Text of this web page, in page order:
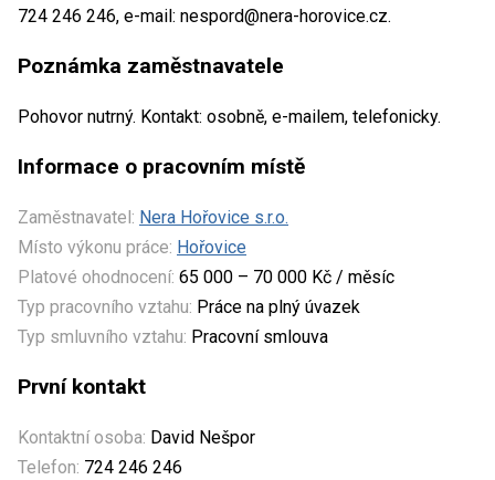
724 246 246, e-mail: nespord@nera-horovice.cz.
Poznámka zaměstnavatele
Pohovor nutrný. Kontakt: osobně, e-mailem, telefonicky.
Informace o pracovním místě
Zaměstnavatel: Nera Hořovice s.r.o.
Místo výkonu práce: Hořovice
Platové ohodnocení: 65 000 – 70 000 Kč / měsíc
Typ pracovního vztahu: Práce na plný úvazek
Typ smluvního vztahu: Pracovní smlouva
První kontakt
Kontaktní osoba: David Nešpor
Telefon: 724 246 246